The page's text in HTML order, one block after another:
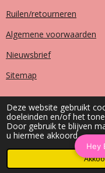
Deze website gebruikt
doeleinden en/of het
Door gebruik te blijven
u hiermee akkoord.
Ruilen/retourneren
Algemene voorwaarden
Nieuwsbrief
Sitemap
T
i
k
T
I
n
s
t
F
a
c
e
W
h
a
s
A
© 2023 - 2026 House of
JouwWeb